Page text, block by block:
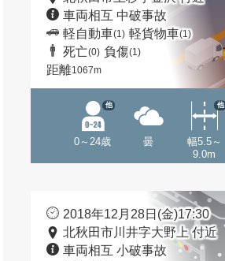
車両相互 中破事故
軽自動車(1) 軽貨物車(1)
死亡(0) 負傷(1)
距離1067m
0～24歳
他
曇
幅5.5～
9.0m
他
2018年12月28日(金)17:30
北秋田市川井字大野上 付近
車両相互 小破事故